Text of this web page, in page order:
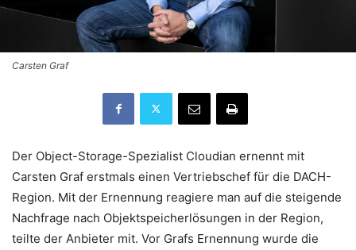
Carsten Graf
Der Object-Storage-Spezialist Cloudian ernennt mit
Carsten Graf erstmals einen Vertriebschef für die DACH-
Region. Mit der Ernennung reagiere man auf die steigende
Nachfrage nach Objektspeicherlösungen in der Region,
teilte der Anbieter mit. Vor Grafs Ernennung wurde die